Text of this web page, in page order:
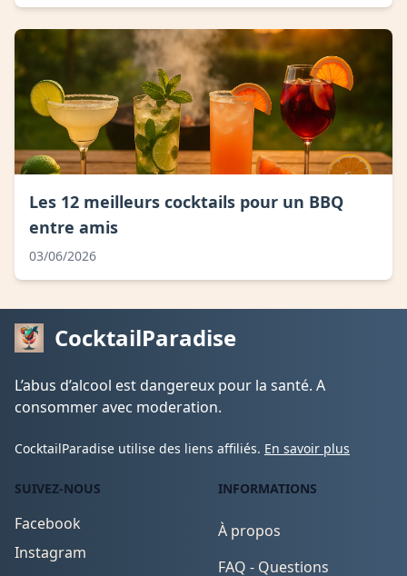
Les 12 meilleurs cocktails pour un BBQ
entre amis
03/06/2026
CocktailParadise
L’abus d’alcool est dangereux pour la santé. A
consommer avec moderation.
CocktailParadise utilise des liens affiliés. En savoir plus
SUIVEZ-NOUS
Facebook
Instagram
INFORMATIONS
À propos
FAQ - Questions